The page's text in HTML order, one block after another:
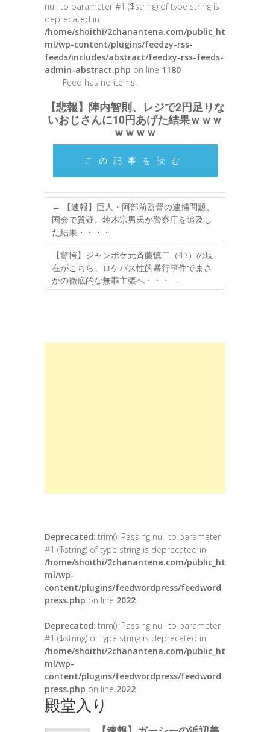
null to parameter #1 ($string) of type string is
deprecated in
/home/shoithi/2chanantena.com/public_ht
ml/wp-content/plugins/feedzy-rss-
feeds/includes/abstract/feedzy-rss-feeds-
admin-abstract.php on line 1180
Feed has no items.
【悲報】陣内智則、レジで2円足りな
いおじさんに10円あげた結果ｗｗｗ
ｗｗｗｗ
この記事を読む
←
【速報】巨人・阿部前監督の逮捕問題、
国会で質疑。鈴木宗男氏が警察庁を追及し
た結果・・・・
【驚愕】ジャンポケ元斉藤慎二（43）の現
在がこちら。ロケバス性的暴行事件でまさ
かの徹底的な無罪主張へ・・・
→
Deprecated: trim(): Passing null to parameter
#1 ($string) of type string is deprecated in
/home/shoithi/2chanantena.com/public_ht
ml/wp-
content/plugins/feedwordpress/feedword
press.php on line 2022
Deprecated: trim(): Passing null to parameter
#1 ($string) of type string is deprecated in
/home/shoithi/2chanantena.com/public_ht
ml/wp-
content/plugins/feedwordpress/feedword
press.php on line 2022
殿堂入り